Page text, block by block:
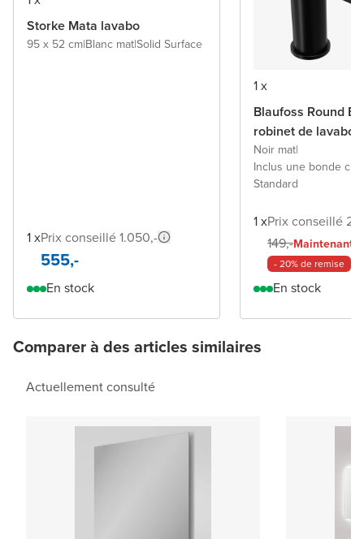
Storke Mata lavabo
95 x 52 cm|Blanc mat|Solid Surface
1 xPrix conseillé 1.050,-
555,-
En stock
1 x
Blaufoss Round
robinet de lavabo
Noir mat|
Inclus une bonde
Standard
1 xPrix conseillé
149,-Maintenant
- 20% de remise
En stock
Comparer à des articles similaires
Actuellement consulté